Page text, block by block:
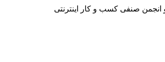
انجمن صنفی کسب و کار اینترنتی